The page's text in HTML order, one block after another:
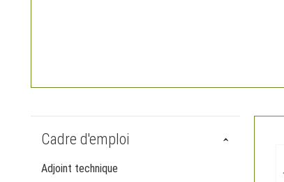
Cadre d'emploi
Adjoint technique